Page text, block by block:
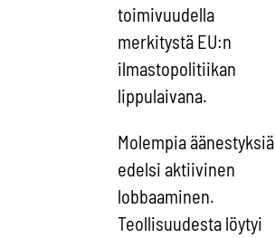
toimivuudella
merkitystä EU:n
ilmastopolitiikan
lippulaivana.
Molempia äänestyksiä
edelsi aktiivinen
lobbaaminen.
Teollisuudesta löytyi